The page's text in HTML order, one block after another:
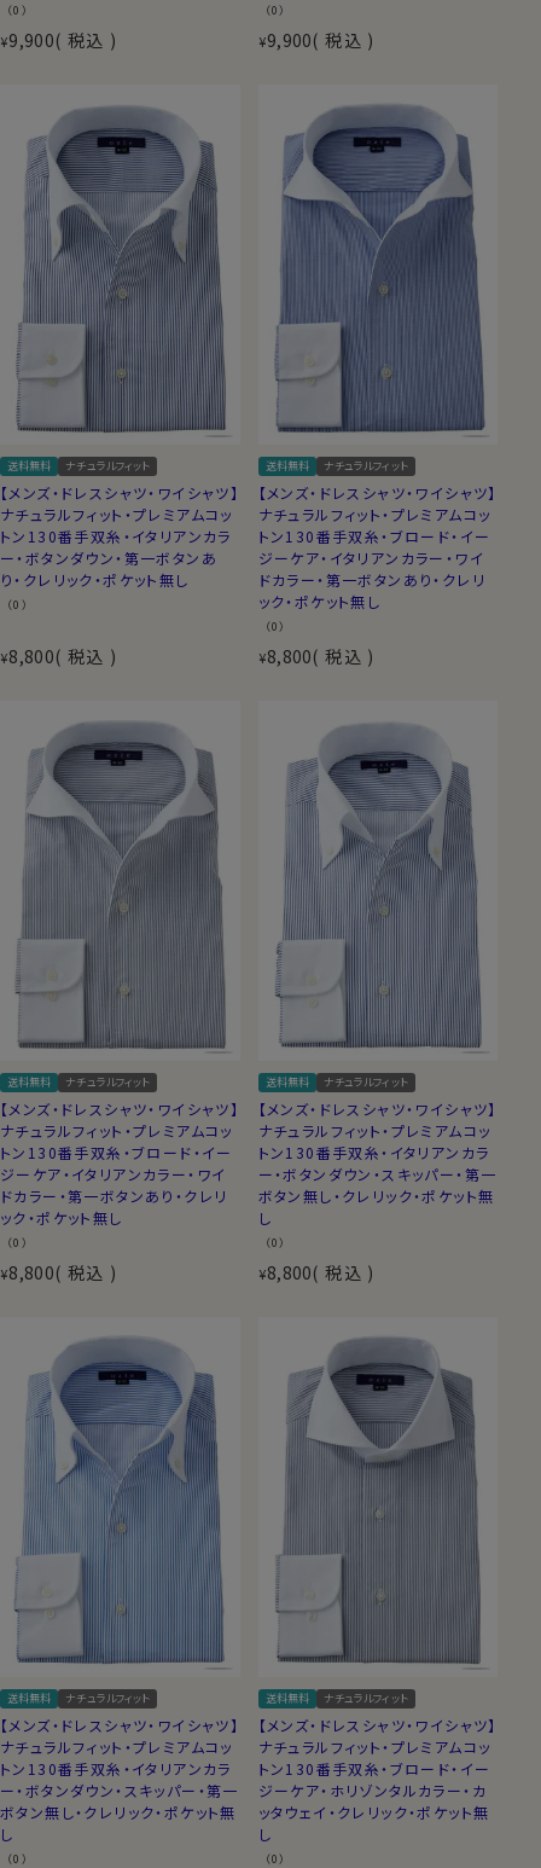
（0）
¥9,900 税込
（0）
¥9,900 税込
送料無料 ナチュラルフィット
【メンズ・ドレスシャツ・ワイシャツ】
ナチュラルフィット・プレミアムコッ
トン130番手双糸・イタリアンカラ
ー・ボタンダウン・第一ボタンあ
り・クレリック・ポケット無し
（0）
¥8,800 税込
送料無料 ナチュラルフィット
【メンズ・ドレスシャツ・ワイシャツ】
ナチュラルフィット・プレミアムコッ
トン130番手双糸・ブロード・イー
ジーケア・イタリアンカラー・ワイ
ドカラー・第一ボタンあり・クレリ
ック・ポケット無し
（0）
¥8,800 税込
送料無料 ナチュラルフィット
【メンズ・ドレスシャツ・ワイシャツ】
ナチュラルフィット・プレミアムコッ
トン130番手双糸・ブロード・イー
ジーケア・イタリアンカラー・ワイ
ドカラー・第一ボタンあり・クレリ
ック・ポケット無し
（0）
¥8,800 税込
送料無料 ナチュラルフィット
【メンズ・ドレスシャツ・ワイシャツ】
ナチュラルフィット・プレミアムコッ
トン130番手双糸・イタリアンカラ
ー・ボタンダウン・スキッパー・第一
ボタン無し・クレリック・ポケット無
し
（0）
¥8,800 税込
送料無料 ナチュラルフィット
【メンズ・ドレスシャツ・ワイシャツ】
ナチュラルフィット・プレミアムコッ
トン130番手双糸・イタリアンカラ
ー・ボタンダウン・スキッパー・第一
ボタン無し・クレリック・ポケット無
し
（0）
送料無料 ナチュラルフィット
【メンズ・ドレスシャツ・ワイシャツ】
ナチュラルフィット・プレミアムコッ
トン130番手双糸・ブロード・イー
ジーケア・ホリゾンタルカラー・カ
ッタウェイ・クレリック・ポケット無
し
（0）